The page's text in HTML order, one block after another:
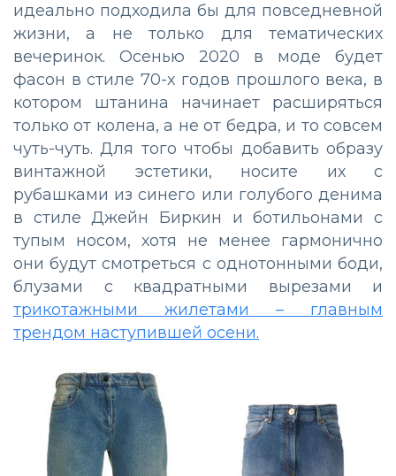
идеально подходила бы для повседневной
жизни, а не только для тематических
вечеринок. Осенью 2020 в моде будет
фасон в стиле 70-х годов прошлого века, в
котором штанина начинает расширяться
только от колена, а не от бедра, и то совсем
чуть-чуть. Для того чтобы добавить образу
винтажной эстетики, носите их с
рубашками из синего или голубого денима
в стиле Джейн Биркин и ботильонами с
тупым носом, хотя не менее гармонично
они будут смотреться с однотонными боди,
блузами с квадратными вырезами и
трикотажными жилетами – главным
трендом наступившей осени.